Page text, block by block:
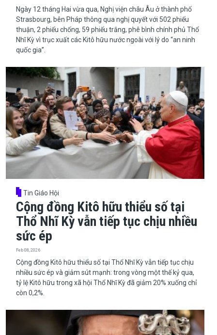
​​​​​​​Ngày 12 tháng Hai vừa qua, Nghị viện châu Âu ở thành phố
Strasbourg, bên Pháp thông qua nghị quyết với 502 phiếu
thuận, 2 phiếu chống, 59 phiếu trắng, phê bình chính phủ Thổ
Nhĩ Kỳ vì trục xuất các Kitô hữu nước ngoài với lý do “an ninh
quốc gia”.
Tin Giáo Hội
Cộng đồng Kitô hữu thiểu số tại
Thổ Nhĩ Kỳ vẫn tiếp tục chịu nhiều
sức ép
Feb 08, 2026
​​​​​​​Cộng đồng Kitô hữu thiểu số tại Thổ Nhĩ Kỳ vẫn tiếp tục chịu
nhiều sức ép và giảm sút mạnh: trong vòng một thế kỷ qua,
tỷ lệ Kitô hữu trong xã hội Thổ Nhĩ Kỳ đã giảm 20% xuống chỉ
còn 0,2%.